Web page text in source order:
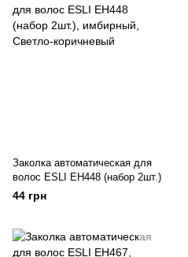
Заколка автоматическая для
волос ESLI EH448 (набор 2шт.)
44 грн